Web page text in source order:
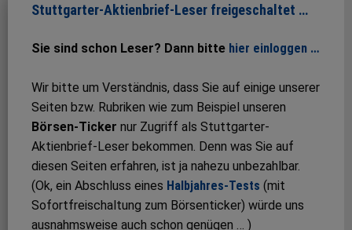
Stuttgarter-Aktienbrief-Leser freigeschaltet …
Sie sind schon Leser? Dann bitte hier einloggen …
Wir bitte um Verständnis, dass Sie auf einige unserer
Seiten bzw. Rubriken wie zum Beispiel unseren
Börsen-Ticker nur Zugriff als Stuttgarter-
Aktienbrief-Leser bekommen. Denn was Sie auf
diesen Seiten erfahren, ist ja nahezu unbezahlbar.
(Ok, ein Abschluss eines Halbjahres-Tests (mit
Sofortfreischaltung zum Börsenticker) würde uns
ausnahmsweise auch schon genügen … )